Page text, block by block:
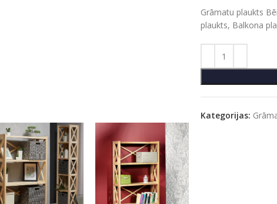
Grāmatu plaukts
plaukts, Balkona
Kategorijas: